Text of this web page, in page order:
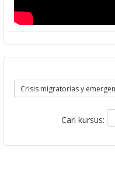
Cari kursus: